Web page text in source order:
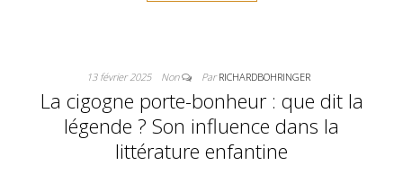
13 février 2025 Non ParRICHARDBOHRINGER
La cigogne porte-bonheur : que dit la
légende ? Son influence dans la
littérature enfantine